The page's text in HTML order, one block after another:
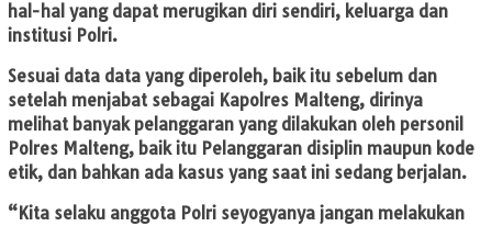
hal-hal yang dapat merugikan diri sendiri, keluarga dan
institusi Polri.
Sesuai data data yang diperoleh, baik itu sebelum dan
setelah menjabat sebagai Kapolres Malteng, dirinya
melihat banyak pelanggaran yang dilakukan oleh personil
Polres Malteng, baik itu Pelanggaran disiplin maupun kode
etik, dan bahkan ada kasus yang saat ini sedang berjalan.
“Kita selaku anggota Polri seyogyanya jangan melakukan